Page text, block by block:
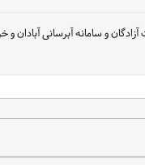
و سامانه آبرسانی آبادان و